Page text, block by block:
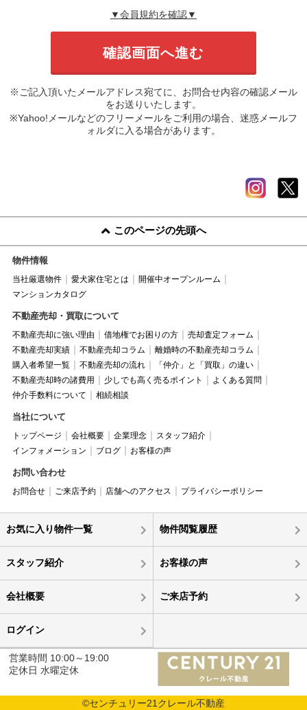
▼会員規約を確認▼
※ご記入頂いたメールアドレス宛てに、お問合せ内容の確認メール
をお送りいたします。
※Yahoo!メールなどのフリーメールをご利用の場合、迷惑メールフ
ォルダに入る場合があります。
このページの先頭へ
物件情報
当社厳選物件 愛犬家住宅とは
開催中オープンルーム
マンションカタログ
不動産売却・買取について
不動産売却に強い理由 借地権でお困りの方
売却査定フォーム
不動産売却実績
不動産売却コラム
離婚時の不動産売却コラム
購入者希望一覧
不動産売却の流れ
「仲介」と「買取」の違い
不動産売却時の諸費用
少しでも高く売るポイント
よくある質問
仲介手数料について
相続相談
当社について
トップページ 会社概要 企業理念
スタッフ紹介
インフォメーション
ブログ お客様の声
お問い合わせ
お問合せ ご来店予約 店舗へのアクセス プライバシーポリシー
お気に入り物件一覧 物件閲覧履歴
スタッフ紹介 お客様の声
会社概要 ご来店予約
ログイン
営業時間 10:00～19:00
定休日 水曜定休
©センチュリー21クレール不動産